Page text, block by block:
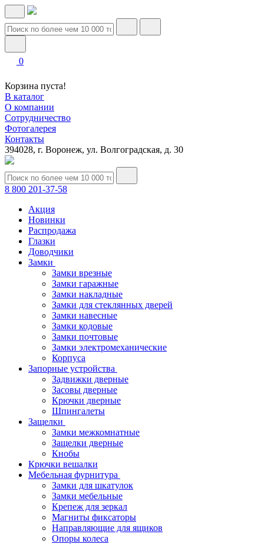
0
Корзина пуста!
В каталог
О компании
Сотрудничество
Фотогалерея
Контакты
394028, г. Воронеж, ул. Волгоградская, д. 30
8 800 201-37-58
Акция
Новинки
Распродажа
Глазки
Доводчики
Замки
Замки врезные
Замки гаражные
Замки накладные
Замки для стеклянных дверей
Замки навесные
Замки кодовые
Замки почтовые
Замки электромеханические
Корпуса
Запорные устройства
Задвижки дверные
Засовы дверные
Крючки дверные
Шпингалеты
Защелки
Замки межкомнатные
Защелки дверные
Кнобы
Крючки вешалки
Мебельная фурнитура
Замки для шкатулок
Замки мебельные
Крепеж для зеркал
Магниты фиксаторы
Направляющие для ящиков
Опоры колеса